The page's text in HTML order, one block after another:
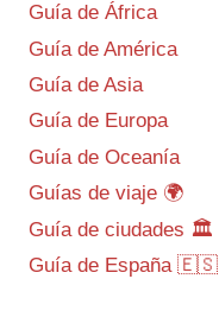
Guía de África
Guía de América
Guía de Asia
Guía de Europa
Guía de Oceanía
Guías de viaje 🌍
Guía de ciudades 🏛️
Guía de España 🇪🇸